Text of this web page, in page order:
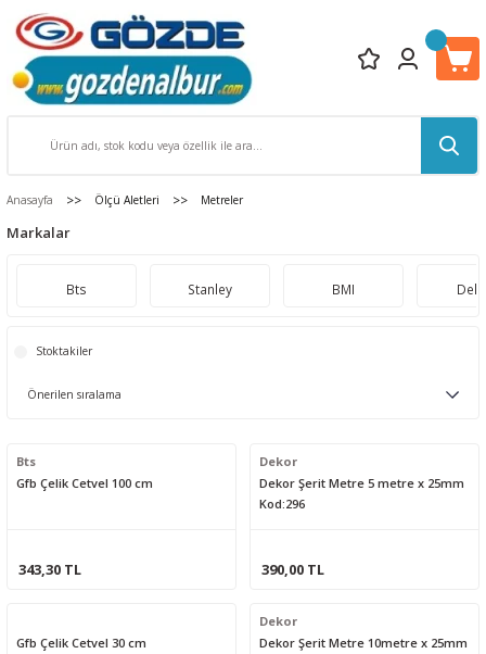
Anasayfa Ölçü Aletleri Metreler
Markalar
Bts Stanley BMI
Stoktakiler
Bts
Gfb Çelik Cetvel 100 cm
343,30 TL
Dekor
Dekor Şerit Metre 5 metre x 25mm
Kod:296
390,00 TL
Gfb Çelik Cetvel 30 cm
Dekor
Dekor Şerit Metre 10metre x 25mm